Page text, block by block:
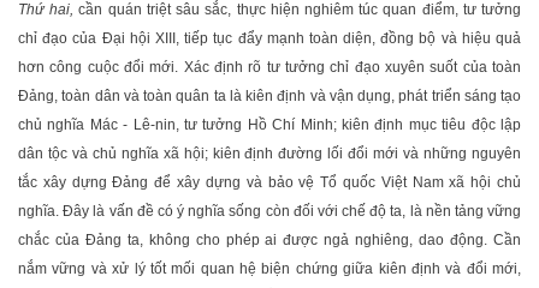
Thứ hai, cần quán triệt sâu sắc, thực hiện nghiêm túc quan điểm, tư tưởng
chỉ đạo của Ðại hội XIII, tiếp tục đẩy mạnh toàn diện, đồng bộ và hiệu quả
hơn công cuộc đổi mới. Xác định rõ tư tưởng chỉ đạo xuyên suốt của toàn
Ðảng, toàn dân và toàn quân ta là kiên định và vận dụng, phát triển sáng tạo
chủ nghĩa Mác - Lê-nin, tư tưởng Hồ Chí Minh; kiên định mục tiêu độc lập
dân tộc và chủ nghĩa xã hội; kiên định đường lối đổi mới và những nguyên
tắc xây dựng Ðảng để xây dựng và bảo vệ Tổ quốc Việt Nam xã hội chủ
nghĩa. Ðây là vấn đề có ý nghĩa sống còn đối với chế độ ta, là nền tảng vững
chắc của Ðảng ta, không cho phép ai được ngả nghiêng, dao động. Cần
nắm vững và xử lý tốt mối quan hệ biện chứng giữa kiên định và đổi mới,